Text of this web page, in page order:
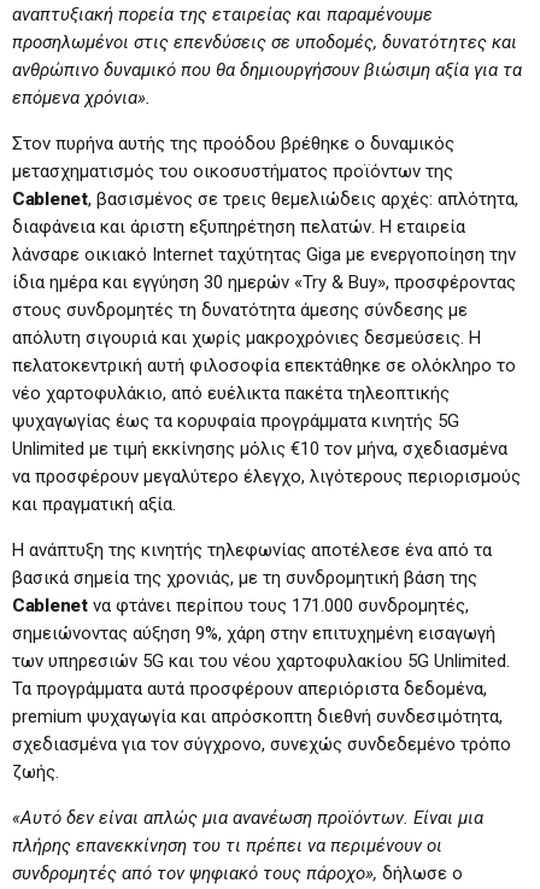
αναπτυξιακή πορεία της εταιρείας και παραμένουμε
προσηλωμένοι στις επενδύσεις σε υποδομές, δυνατότητες και
ανθρώπινο δυναμικό που θα δημιουργήσουν βιώσιμη αξία για τα
επόμενα χρόνια».
Στον πυρήνα αυτής της προόδου βρέθηκε ο δυναμικός
μετασχηματισμός του οικοσυστήματος προϊόντων της
Cablenet, βασισμένος σε τρεις θεμελιώδεις αρχές: απλότητα,
διαφάνεια και άριστη εξυπηρέτηση πελατών. Η εταιρεία
λάνσαρε οικιακό Internet ταχύτητας Giga με ενεργοποίηση την
ίδια ημέρα και εγγύηση 30 ημερών «Try & Buy», προσφέροντας
στους συνδρομητές τη δυνατότητα άμεσης σύνδεσης με
απόλυτη σιγουριά και χωρίς μακροχρόνιες δεσμεύσεις. Η
πελατοκεντρική αυτή φιλοσοφία επεκτάθηκε σε ολόκληρο το
νέο χαρτοφυλάκιο, από ευέλικτα πακέτα τηλεοπτικής
ψυχαγωγίας έως τα κορυφαία προγράμματα κινητής 5G
Unlimited με τιμή εκκίνησης μόλις €10 τον μήνα, σχεδιασμένα
να προσφέρουν μεγαλύτερο έλεγχο, λιγότερους περιορισμούς
και πραγματική αξία.
Η ανάπτυξη της κινητής τηλεφωνίας αποτέλεσε ένα από τα
βασικά σημεία της χρονιάς, με τη συνδρομητική βάση της
Cablenetνα φτάνει περίπου τους 171.000 συνδρομητές,
σημειώνοντας αύξηση 9%, χάρη στην επιτυχημένη εισαγωγή
των υπηρεσιών 5G και του νέου χαρτοφυλακίου 5G Unlimited.
Τα προγράμματα αυτά προσφέρουν απεριόριστα δεδομένα,
premium ψυχαγωγία και απρόσκοπτη διεθνή συνδεσιμότητα,
σχεδιασμένα για τον σύγχρονο, συνεχώς συνδεδεμένο τρόπο
ζωής.
«Αυτό δεν είναι απλώς μια ανανέωση προϊόντων. Είναι μια
πλήρης επανεκκίνηση του τι πρέπει να περιμένουν οι
συνδρομητές από τον ψηφιακό τους πάροχο», δήλωσε ο